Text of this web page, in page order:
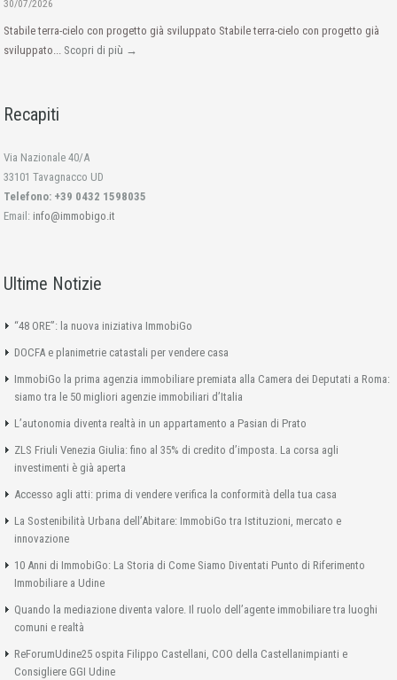
30/07/2026
Stabile terra-cielo con progetto già sviluppato Stabile terra-cielo con progetto già
sviluppato... Scopri di più →
Recapiti
Via Nazionale 40/A
33101 Tavagnacco UD
Telefono: +39 0432 1598035
Email: info@immobigo.it
Ultime Notizie
“48 ORE”: la nuova iniziativa ImmobiGo
DOCFA e planimetrie catastali per vendere casa
ImmobiGo la prima agenzia immobiliare premiata alla Camera dei Deputati a Roma:
siamo tra le 50 migliori agenzie immobiliari d’Italia
L’autonomia diventa realtà in un appartamento a Pasian di Prato
ZLS Friuli Venezia Giulia: fino al 35% di credito d’imposta. La corsa agli
investimenti è già aperta
Accesso agli atti: prima di vendere verifica la conformità della tua casa
La Sostenibilità Urbana dell’Abitare: ImmobiGo tra Istituzioni, mercato e
innovazione
10 Anni di ImmobiGo: La Storia di Come Siamo Diventati Punto di Riferimento
Immobiliare a Udine
Quando la mediazione diventa valore. Il ruolo dell’agente immobiliare tra luoghi
comuni e realtà
ReForumUdine25 ospita Filippo Castellani, COO della Castellanimpianti e
Consigliere GGI Udine